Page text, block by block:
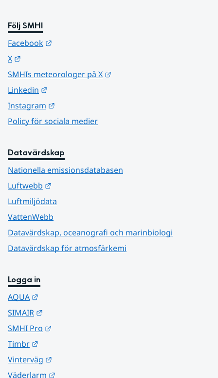
Följ SMHI
Facebook
X
SMHIs meteorologer på X
Linkedin
Instagram
Policy för sociala medier
Datavärdskap
Nationella emissionsdatabasen
Luftwebb
Luftmiljödata
VattenWebb
Datavärdskap, oceanografi och marinbiologi
Datavärdskap för atmosfärkemi
Logga in
AQUA
SIMAIR
SMHI Pro
Timbr
Vinterväg
Väderlarm